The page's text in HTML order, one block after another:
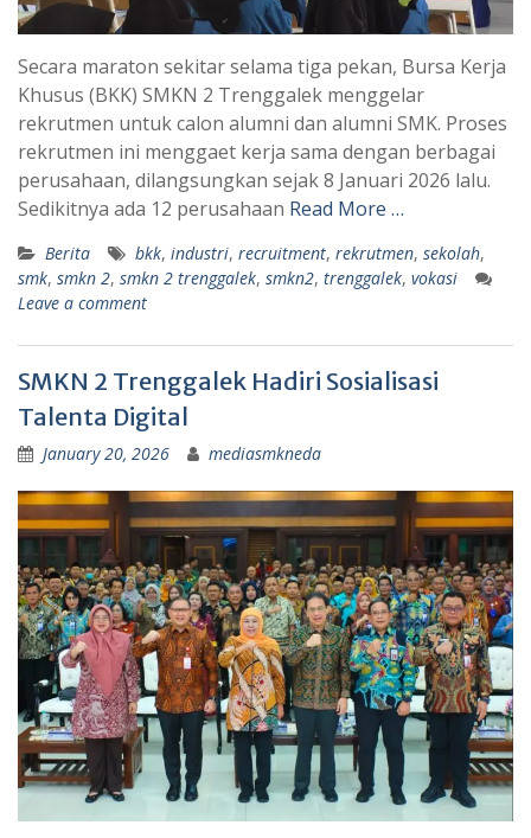
Secara maraton sekitar selama tiga pekan, Bursa Kerja
Khusus (BKK) SMKN 2 Trenggalek menggelar
rekrutmen untuk calon alumni dan alumni SMK. Proses
rekrutmen ini menggaet kerja sama dengan berbagai
perusahaan, dilangsungkan sejak 8 Januari 2026 lalu.
Sedikitnya ada 12 perusahaan Read More …
Berita bkk, industri, recruitment, rekrutmen, sekolah,
smk, smkn 2, smkn 2 trenggalek, smkn2, trenggalek, vokasi
Leave a comment
SMKN 2 Trenggalek Hadiri Sosialisasi
Talenta Digital
January 20, 2026 mediasmkneda